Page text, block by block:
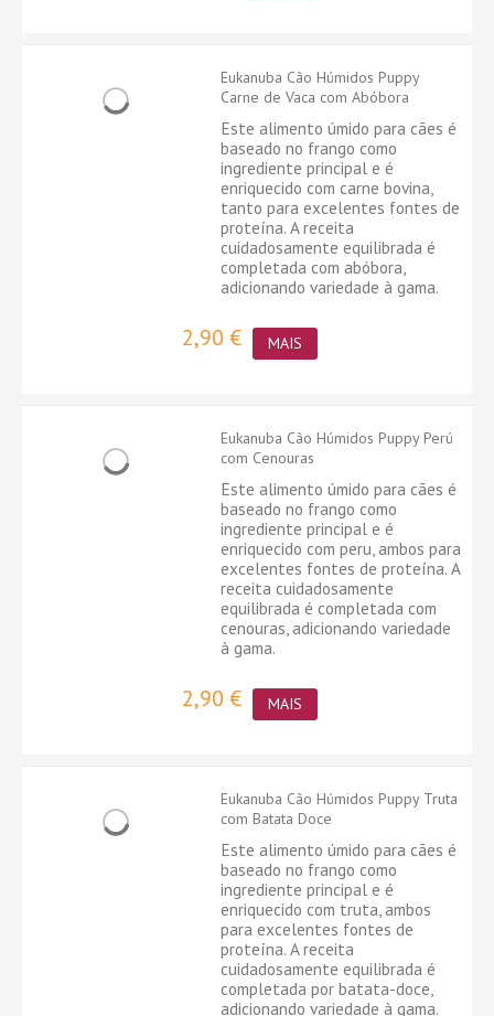
Eukanuba Cão Húmidos Puppy
Carne de Vaca com Abóbora
Este alimento úmido para cães é
baseado no frango como
ingrediente principal e é
enriquecido com carne bovina,
tanto para excelentes fontes de
proteína. A receita
cuidadosamente equilibrada é
completada com abóbora,
adicionando variedade à gama.
2,90 € MAIS
Eukanuba Cão Húmidos Puppy Perú
com Cenouras
Este alimento úmido para cães é
baseado no frango como
ingrediente principal e é
enriquecido com peru, ambos para
excelentes fontes de proteína. A
receita cuidadosamente
equilibrada é completada com
cenouras, adicionando variedade
à gama.
2,90 € MAIS
Eukanuba Cão Húmidos Puppy Truta
com Batata Doce
Este alimento úmido para cães é
baseado no frango como
ingrediente principal e é
enriquecido com truta, ambos
para excelentes fontes de
proteína. A receita
cuidadosamente equilibrada é
completada por batata-doce,
adicionando variedade à gama.